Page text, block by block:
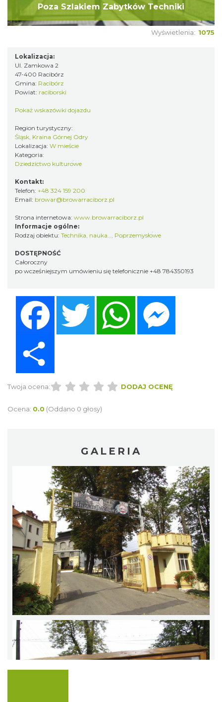
Poza Szlakiem Zabytków Techniki
Wyświetlenia: 1075
Lokalizacja:
Ul. Zamkowa 2
47-400 Racibórz
Gmina: Racibórz
Powiat: raciborski
Pokaż wskazówki dojazdu
Region turystyczny:
Śląsk, Kraina Górnej Odry
Lokalizacja: W mieście
Kategoria:
Dziedzictwo kulturowe
Kontakt:
Telefon: +48 324 159 200
Email: browar@browarraciborz.pl
Strona internetowa: www.browarraciborz.pl
Informacje ogólne:
Rodzaj obiektu: Technika, nauka… Poprzemysłowe
DOSTĘPNOŚĆ
Całoroczny
po wcześniejszym umówieniu się telefonicznie +48 784350193
Twitter WhatsApp
Twoja ocena: DODAJ OCENĘ
Ocena: 0.0 (Oddano 0 głosy)
GALERIA